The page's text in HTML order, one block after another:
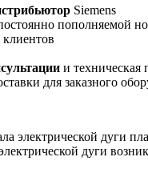
Siemens
пополняемой
и техническая
для заказного
электрической дуги
дуги